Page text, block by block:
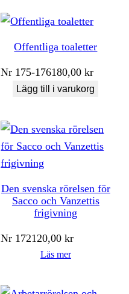
Offentliga toaletter
Nr 175-176180,00kr
Lägg till i varukorg
Den svenska rörelsen för
Sacco och Vanzettis
frigivning
Nr 172120,00kr
Läs mer